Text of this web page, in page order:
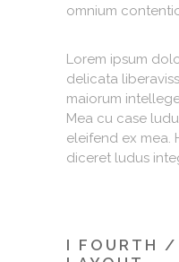
omnium
Lorem ipsum
delicata
maiorum
Mea cu case
eleifend ex mea.
diceret ludus
I FOURTH /